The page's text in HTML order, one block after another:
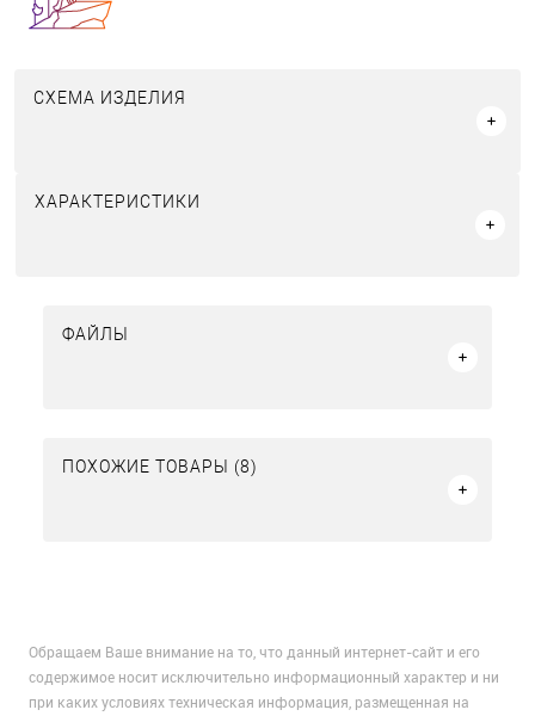
СХЕМА ИЗДЕЛИЯ
ХАРАКТЕРИСТИКИ
ФАЙЛЫ
ПОХОЖИЕ ТОВАРЫ (8)
Обращаем Ваше внимание на то, что данный интернет-сайт и его
содержимое носит исключительно информационный характер и ни
при каких условиях техническая информация, размещенная на